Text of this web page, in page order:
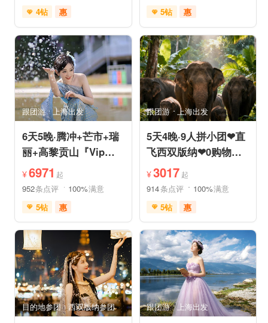
4钻
惠
免费接送机
充足自由时间
品质游
美食享受
摄影之旅
自然山水
动植物园
研学体验
跟团游 上海出发
6天5晚·腾冲+芒市+瑞
丽+高黎贡山『Vip一
单一团』豪奢五钻酒店
度假
¥6971 起
952条点评 100%满意
5钻
惠
免费接送机
免费WIFI
家庭游
情侣游
世界遗产
休闲度假
自然山水
自由活动
美食享受
目的地参团 西双版纳参团
5钻
惠
充足自由时间
免费接送机
品质游
祈福之旅
赏花之旅
森林公园
自然山水
跟团游 上海出发
5天4晚·9人拼小团❤直
飞西双版纳❤0购物纯
玩·豪奢五星五钻泳池
度假
¥3017 起
914条点评 100%满意
5钻
惠
免费接送机
管家服务
品质游
休闲游
家庭游
摄影之旅
休闲度假
自然山水
美食享受
世界遗产
亲子休闲
动植物园
小众风光
森林公园
美景探索
跟团游 上海出发